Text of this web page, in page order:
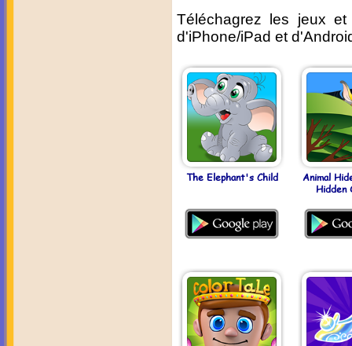
Téléchagrez les jeux
d'iPhone/iPad et
The Elephant's Child
Animal
Hidden